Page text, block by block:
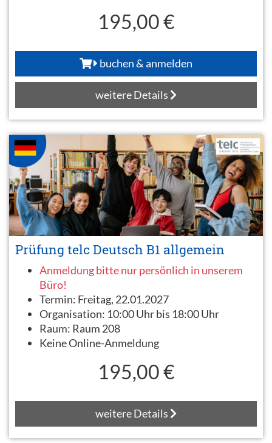
195,00 €
buchen & anmelden
weitere Details
Prüfung telc Deutsch B1 allgemein
Anmeldung bitte nur persönlich in unserem
Büro!
Termin: Freitag, 22.01.2027
Organisation: 10:00 Uhr bis 18:00 Uhr
Raum: Raum 208
Keine Online-Anmeldung
195,00 €
weitere Details